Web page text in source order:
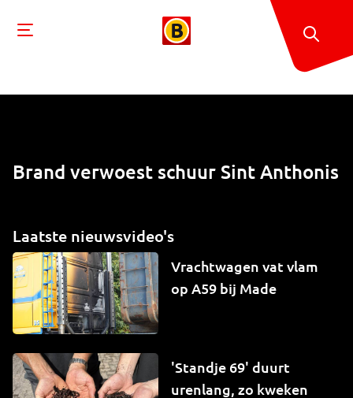
Brand verwoest schuur Sint Anthonis
Laatste nieuwsvideo's
Vrachtwagen vat vlam
op A59 bij Made
'Standje 69' duurt
urenlang, zo kweken